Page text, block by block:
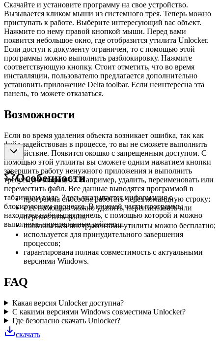
Скачайте и установите программу на свое устройство.
Вызывается кликом мыши из системного трея. Теперь можно
приступать к работе. Выберите интересующий вас объект.
Нажмите по нему правой кнопкой мыши. Перед вами
появится небольшое окно, где отобразится утилита Unlocker.
Если доступ к документу ограничен, то с помощью этой
программы можно выполнить разблокировку. Нажмите
соответствующую кнопку. Стоит отметить, что во время
инсталляции, пользователю предлагается дополнительно
установить приложение Delta toolbar. Если неинтересна эта
панель, то можете отказаться.
Возможности
Если во время удаления объекта возникает ошибка, так как
файл задействован в процессе, то вы не сможете выполнить
это действие. Появится окошко с запрещенным доступом. С
помощью этой утилиты вы сможете одним нажатием кнопки
завершить работу ненужного приложения и выполнить
требуемую операцию. Например, удалить, переименовать или
переместить файл. Все данные выводятся программой в
табличном виде. Здесь указывается информация о
блокирующем процессе. В нижней части программы
находится небольшая панель, с помощью которой и можно
выполнять определенные действия.
Особенности
программа способна работать через командную строку;
с ее помощью можно удалить, переименовать или
переместить файл;
пользоваться инструментами утилиты можно бесплатно;
используется для принудительного завершения
процессов;
гарантирована полная совместимость с актуальными
версиями Windows.
FAQ
Какая версия Unlocker доступна?
С какими версиями Windows совместима Unlocker?
Где безопасно скачать Unlocker?
скачать